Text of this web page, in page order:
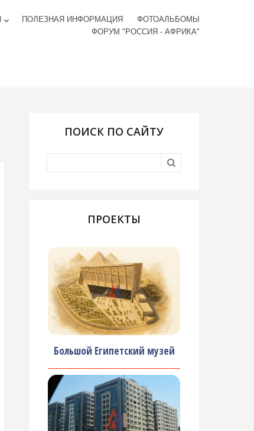
keyboard_arrow_down ПОЛЕЗНАЯ ИНФОРМАЦИЯ
ФОТОАЛЬБОМЫ
ФОРУМ "РОССИЯ - АФРИКА"
ПОИСК ПО САЙТУ
ПРОЕКТЫ
Большой Египетский музей